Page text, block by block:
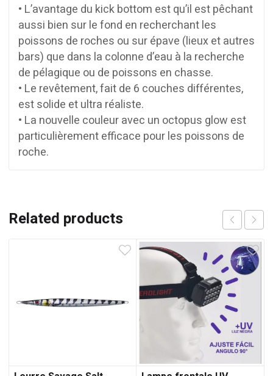
• L’avantage du kick bottom est qu’il est pêchant
aussi bien sur le fond en recherchant les
poissons de roches ou sur épave (lieux et autres
bars) que dans la colonne d’eau à la recherche
de pélagique ou de poissons en chasse.
• Le revêtement, fait de 6 couches différentes,
est solide et ultra réaliste.
• La nouvelle couleur avec un octopus glow est
particulièrement efficace pour les poissons de
roche.
Related products